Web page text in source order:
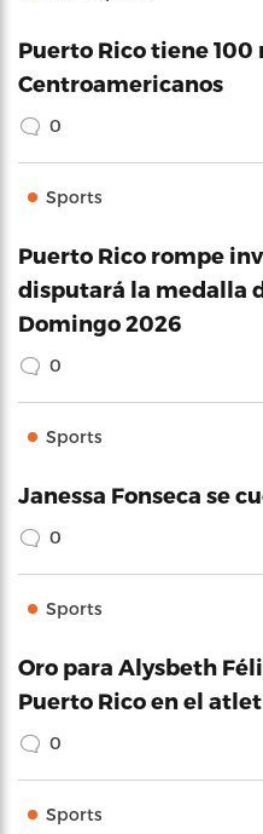
Puerto Rico tiene 100
Centroamericanos
0
Sports
Puerto Rico rompe
disputará la medalla
Domingo 2026
0
Sports
Janessa Fonseca se
0
Sports
Oro para Alysbeth
Puerto Rico en el
0
Sports